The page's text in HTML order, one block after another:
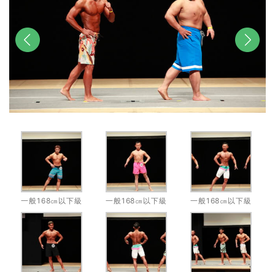
一般168㎝以下級 一般168㎝以下級 一般168㎝以下級